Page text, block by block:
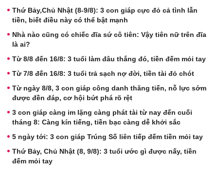
Thứ Bảy,Chủ Nhật (8-9/8): 3 con giáp cực đỏ cả tình lẫn
tiền, biết điều này có thể bật mạnh
Nhà nào cũng có chiếc đĩa sứ cô tiên: Vậy tiên nữ trên đĩa
là ai?
Từ 8/8 đến 16/8: 3 tuổi làm đâu thắng đó, tiền đếm mỏi tay
Từ 7/8 đến 16/8: 3 tuổi trả sạch nợ đời, tiền tài đỏ chót
Từ ngày 8/8, 3 con giáp công danh thăng tiến, nỗ lực sớm
được đền đáp, cơ hội bứt phá rõ rệt
3 con giáp càng im lặng càng phát tài từ nay đến cuối
tháng 8: Càng kín tiếng, tiền bạc càng dễ khởi sắc
5 ngày tới: 3 con giáp Trúng Số liên tiếp đếm tiền mỏi tay
Thứ Bảy, Chủ Nhật (8, 9/8): 3 tuổi ước gì được nấy, tiền
đếm mỏi tay